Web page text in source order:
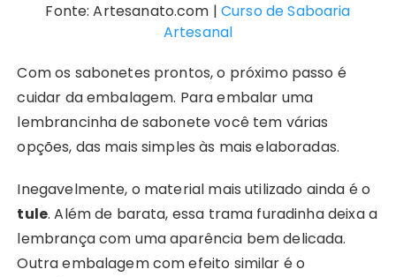
Fonte: Artesanato.com |Curso de Saboaria
Artesanal
Com os sabonetes prontos, o próximo passo é
cuidar da embalagem. Para embalar uma
lembrancinha de sabonete você tem várias
opções, das mais simples às mais elaboradas.
Inegavelmente, o material mais utilizado ainda é o
tule. Além de barata, essa trama furadinha deixa a
lembrança com uma aparência bem delicada.
Outra embalagem com efeito similar é o